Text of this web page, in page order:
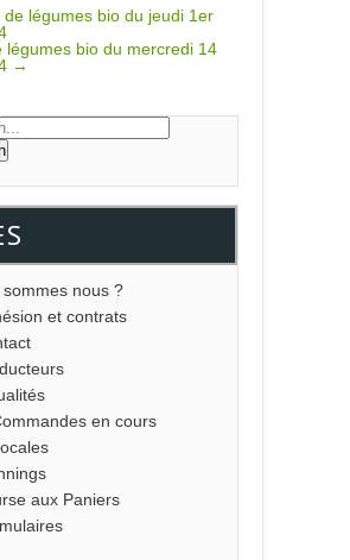
de légumes bio du jeudi 1er
légumes bio du mercredi 14
→
sommes nous ?
et contrats
en cours
aux Paniers